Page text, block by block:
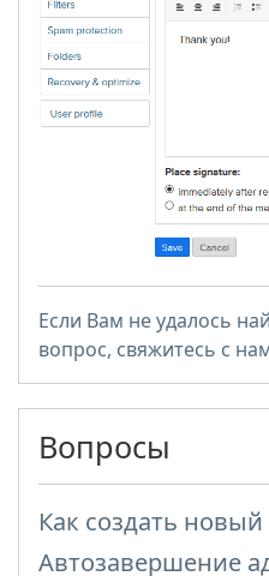
Если Вам не удалось
вопрос, свяжитесь с
Вопросы
Как создать
Автозавершение